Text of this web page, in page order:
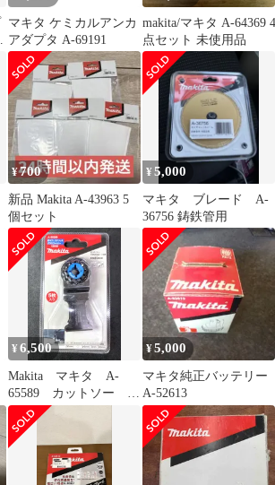
マキタ ケミカルアンカ
アダプタ A-69191
makita/マキタ A-64369 4
点セット 未使用品
¥700
新品 Makita A-43963 5
個セット
¥5,000
マキタ ブレード A-
36756 鋳鉄管用
¥6,500
Makita マキタ A-
65589 カットソー
TMA061HM
¥5,000
マキタ純正バッテリー
A-52613